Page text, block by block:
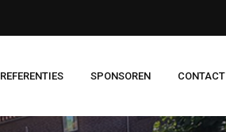
REFERENTIES SPONSOREN CONTACT